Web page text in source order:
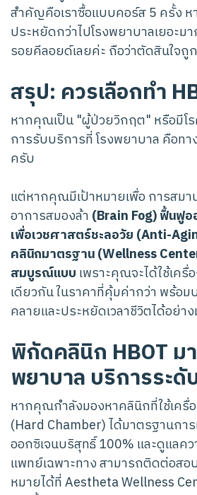
สำคัญคือเราซื้อแบบคอร์ส 5 ครั้ง ห
ประหยัดกว่าไปโรงพยาบาลเยอะม
รอยคีลอยด์เลยค่ะ ถือว่าตัดสินใจถู
สรุป: ควรเลือกทำ
หากคุณเป็น "ผู้ป่วยวิกฤต" หรือมีโ
การรับบริการที่ โรงพยาบาล คือท
ครับ
แต่หากคุณมีเป้าหมายเพื่อ การสม
อาการสมองล้า (Brain Fog) ฟื้นฟู
เพื่อเวชศาสตร์ชะลอวัย (Anti-
คลินิกมาตรฐาน (Wellness
สมบูรณ์แบบ เพราะคุณจะได้ใช้เค
เดียวกัน ในราคาที่คุ้มค่ากว่า พร้อ
คลายและประหยัดเวลาชีวิตได้อย่า
พิกัดคลินิก HBOT ม
พยาบาล บริการระดั
หากคุณกำลังมองหาคลินิกที่ใช้เครื่
(Hard Chamber) ได้มาตรฐานกา
ออกซิเจนบริสุทธิ์ 100% และดูแลค
แพทย์เฉพาะทาง สามารถติดต่อส
หมายได้ที่ Aestheta Wellness